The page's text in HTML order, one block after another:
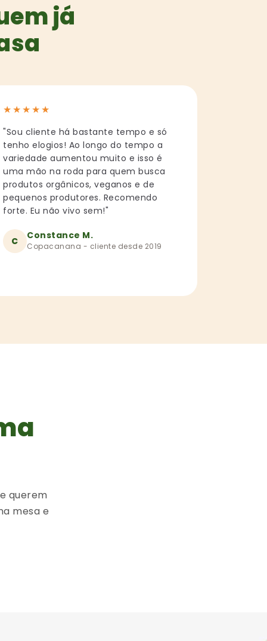
já
★★★★★
"Sou cliente há bastante tempo e só
tenho elogios! Ao longo do tempo a
variedade aumentou muito e isso é
uma mão na roda para quem busca
produtos orgânicos, veganos e de
pequenos produtores. Recomendo
forte. Eu não vivo sem!"
C Constance M.
Copacanana - cliente desde 2019
querem
mesa e